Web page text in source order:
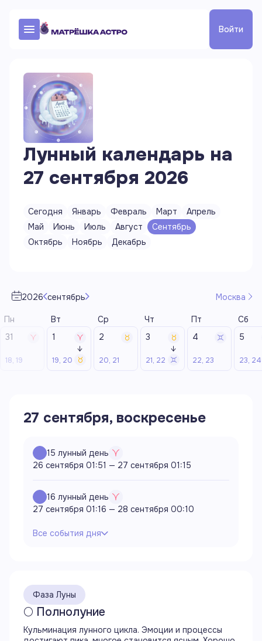
Войти
Лунный календарь на
27 сентября 2026
Сегодня Январь Февраль Март
Апрель
Май
Июнь Июль Август
Сентябрь
Октябрь
Ноябрь Декабрь
2026 сентябрь Москва
31
18, 19
1
19, 20
↓
2
20, 21
3
21, 22
↓
4
22, 23
5
23, 24
27 сентября, воскресенье
15 лунный день
26 сентября 01:51 — 27 сентября 01:15
16 лунный день
27 сентября 01:16 — 28 сентября 00:10
Все события дня
Продолжается 15 лунный день
Продолжается фаза полнолуния
Луна в знаке Овна
Продолжается аспект оппозиция (180°) Луны
с Солнцем
Фаза Луны
🌕 Полнолуние
Кульминация лунного цикла. Эмоции и процессы